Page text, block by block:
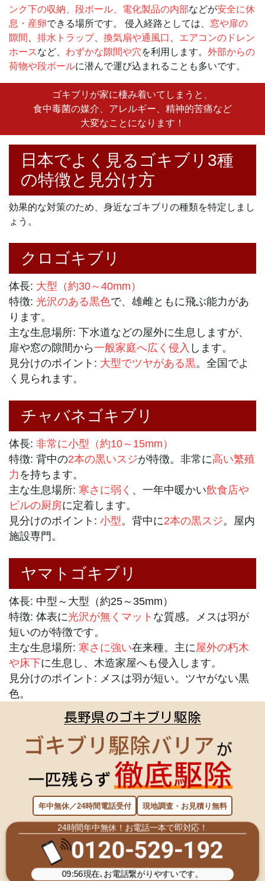
ンク下の収納、段ボール、電化製品の内部などが安全に休
息・産卵できる場所です。 侵入経路としては、 窓や扉の
隙間
排水トラップ、 換気扇や通風口
エアコンのドレン
ホースなど、 わずかな隙間や穴を利用します。 外部からの
荷物や段ボールに潜んで運び込まれることも多いです。
ゴキブリが家に棲み着いてしまうと、
食中毒菌の媒介、アレルギー、精神的苦痛など
大変なことになります！
日本でよく見るゴキブリ3種
の特徴と見分け方
効果的な対策のため、身近なゴキブリの種類を特定しまし
ょう。
クロゴキブリ
体長: 大型（約30～40mm）
特徴: 光沢のある黒色で、雄雌ともに飛ぶ能力があ
ります。
主な生息場所: 下水道などの屋外に生息しますが、
扉や窓の隙間から一般家庭へ広く侵入 します。
見分けのポイント: 大型でツヤがある黒。全国でよ
く見られます。
チャバネゴキブリ
体長: 非常に小型（約10～15mm）
特徴: 背中の2本の黒いスジが特徴。非常に高い繁殖
力 を持ちます。
主な生息場所: 寒さに弱く 、一年中暖かい飲食店や
ビルの厨房に定着します。
見分けのポイント: 小型 。背中に2本の黒スジ。屋内
施設専門。
ヤマトゴキブリ
体長: 中型～大型（約25～35mm）
特徴: 体表に光沢が無くマット な質感。メスは羽が
短いのが特徴です。
主な生息場所: 寒さに強い在来種。主に 屋外の朽木
や床下に生息し、木造家屋へも侵入します。
見分けのポイント: メスは羽が短い。ツヤがない黒
色。
長野県のゴキブリ駆除
年中無休／24時間電話受付 現地調査・お見積り無料
24時間年中無休！お電話一本で即対応！
0120-529-192
09:56現在､お電話繋がりやすいです。